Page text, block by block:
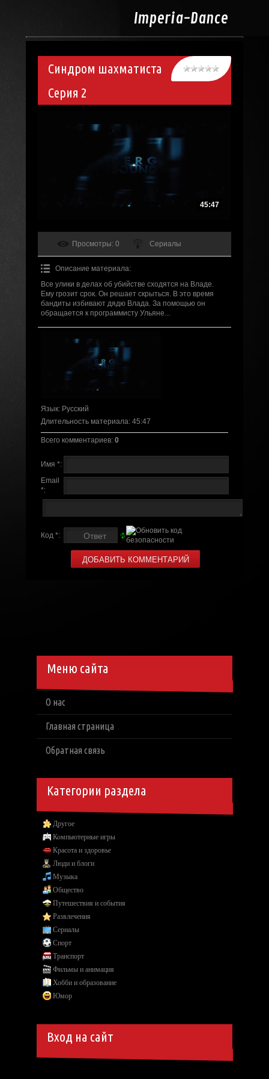
Imperia-Dance
Синдром шахматиста
Серия 2
45:47
Просмотры: 0 Сериалы
Описание материала:
Все улики в делах об убийстве сходятся на Владе.
Ему грозит срок. Он решает скрыться. В это время
бандиты избивают дядю Влада. За помощью он
обращается к программисту Ульяне...
Язык: Русский
Длительность материала: 45:47
Всего комментариев: 0
Имя *:
Email
*:
Код *:
Меню сайта
О нас
Главная страница
Обратная связь
Категории раздела
Другое
Компьютерные игры
Красота и здоровье
Люди и блоги
Музыка
Общество
Путешествия и события
Развлечения
Сериалы
Спорт
Транспорт
Фильмы и анимация
Хобби и образование
Юмор
Вход на сайт